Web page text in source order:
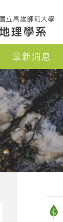
最新消息